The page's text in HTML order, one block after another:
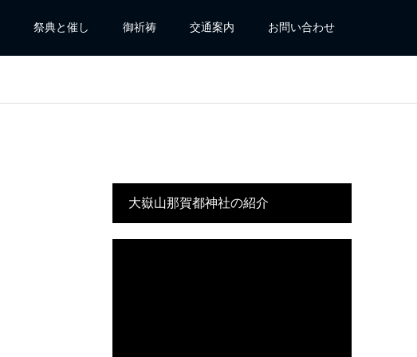
祭典と催し 御祈祷 交通案内 お問い合わせ
大嶽山那賀都神社の紹介